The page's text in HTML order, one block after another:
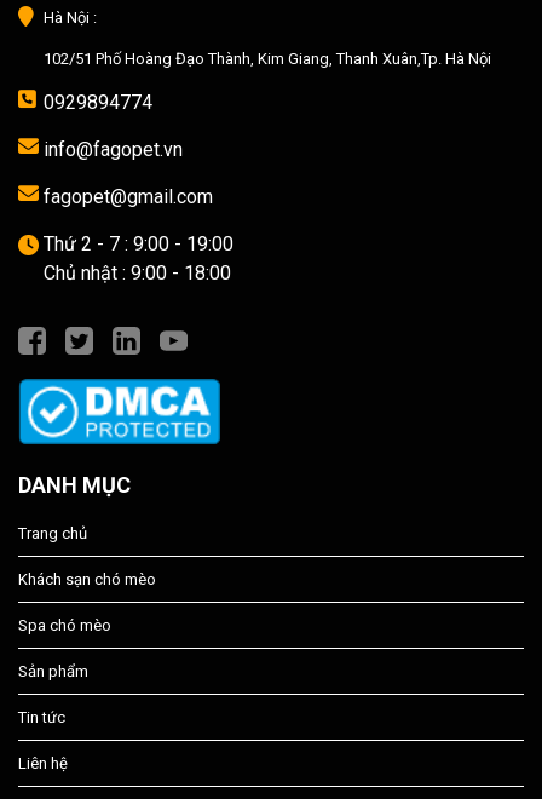
Hà Nội :
102/51 Phố Hoàng Đạo Thành, Kim Giang, Thanh Xuân,Tp. Hà Nội
0929894774
info@fagopet.vn
fagopet@gmail.com
Thứ 2 - 7 : 9:00 - 19:00
Chủ nhật : 9:00 - 18:00
DANH MỤC
Trang chủ
Khách sạn chó mèo
Spa chó mèo
Sản phẩm
Tin tức
Liên hệ